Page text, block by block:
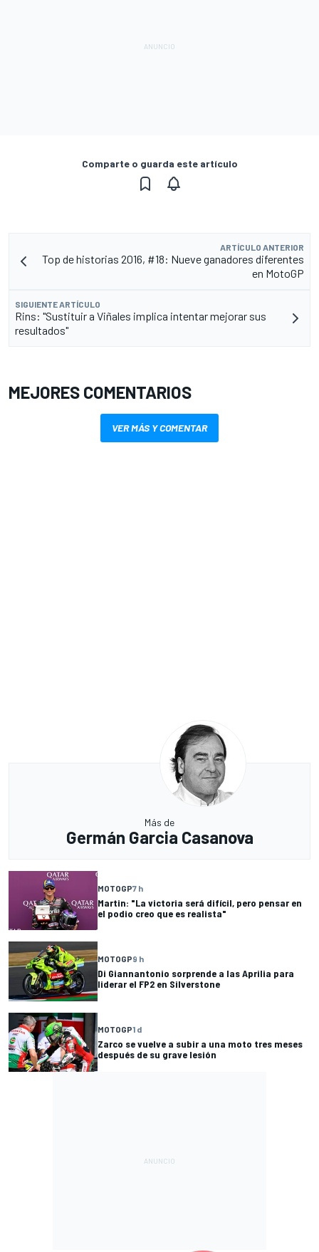
Comparte o guarda este artículo
ARTÍCULO ANTERIOR
Top de historias 2016, #18: Nueve ganadores diferentes
en MotoGP
SIGUIENTE ARTÍCULO
Rins: "Sustituir a Viñales implica intentar mejorar sus
resultados"
MEJORES COMENTARIOS
VER MÁS Y COMENTAR
Más de
Germán Garcia Casanova
MOTOGP7 h
Martin: "La victoria será difícil, pero pensar en
el podio creo que es realista"
MOTOGP9 h
Di Giannantonio sorprende a las Aprilia para
liderar el FP2 en Silverstone
MOTOGP1 d
Zarco se vuelve a subir a una moto tres meses
después de su grave lesión